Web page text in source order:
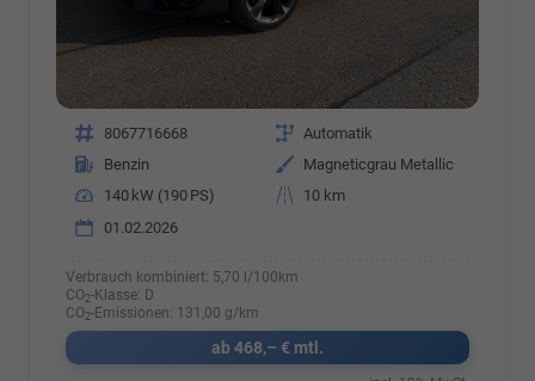
Fahrzeugnr. 8067716668 Getriebe Automatik
Kraftstoff
Benzin Außenfarbe
Magneticgrau Metallic
Leistung
140 kW (190 PS) Kilometerstand
10 km
01.02.2026
Verbrauch kombiniert: 5,70 l/100km
CO2-Klasse: D
CO2-Emissionen: 131,00 g/km
ab 468,– € mtl.